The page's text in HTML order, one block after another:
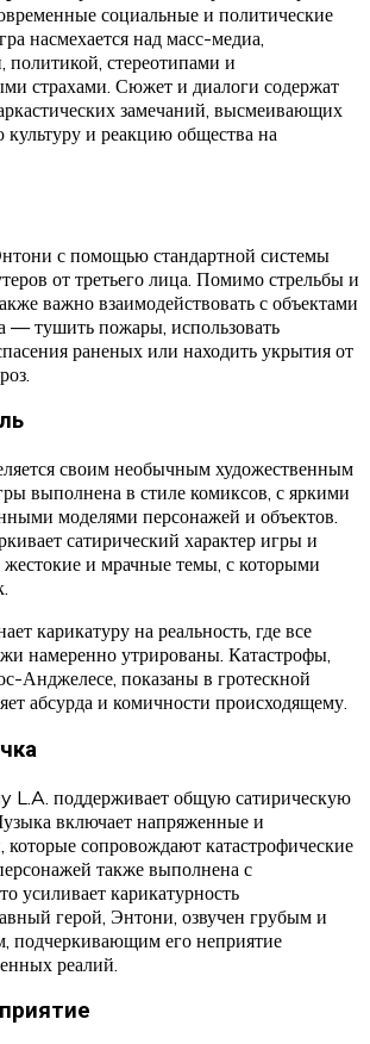
социальные и политические
насмехается над масс-медиа,
политикой, стереотипами и
страхами. Сюжет и диалоги содержат
замечаний, высмеивающих
и реакцию общества на
с помощью стандартной системы
от третьего лица. Помимо стрельбы и
важно взаимодействовать с объектами
— тушить пожары, использовать
раненых или находить укрытия от
своим необычным художественным
выполнена в стиле комиксов, с яркими
моделями персонажей и объектов.
сатирический характер игры и
жестокие и мрачные темы, с которыми
карикатуру на реальность, где все
намеренно утрированы. Катастрофы,
Анджелесе, показаны в гротескной
абсурда и комичности происходящему.
L.A. поддерживает общую сатирическую
включает напряженные и
сопровождают катастрофические
также выполнена с
усиливает карикатурность
герой, Энтони, озвучен грубым и
подчеркивающим его неприятие
реалий.